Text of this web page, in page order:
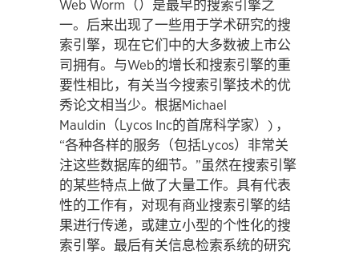
Web Worm（）是最早的搜索引擎之
一。后来出现了一些用于学术研究的搜
索引擎，现在它们中的大多数被上市公
司拥有。与Web的增长和搜索引擎的重
要性相比，有关当今搜索引擎技术的优
秀论文相当少。根据Michael
Mauldin（Lycos Inc的首席科学家）) ，
“各种各样的服务（包括Lycos）非常关
注这些数据库的细节。”虽然在搜索引擎
的某些特点上做了大量工作。具有代表
性的工作有，对现有商业搜索引擎的结
果进行传递，或建立小型的个性化的搜
索引擎。最后有关信息检索系统的研究